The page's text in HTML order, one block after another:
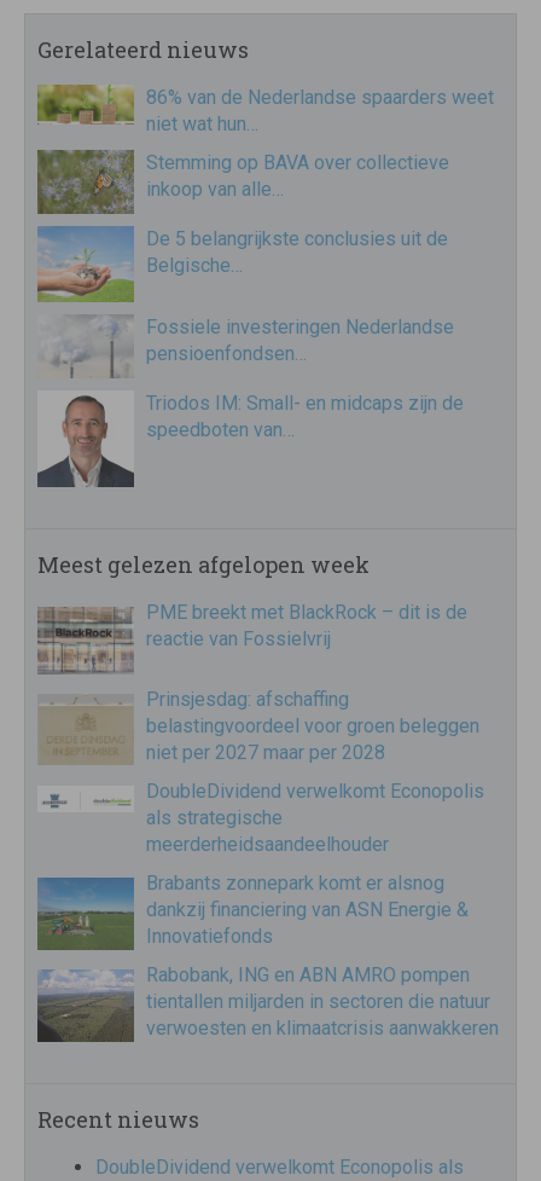
Gerelateerd nieuws
86% van de Nederlandse spaarders weet
niet wat hun…
Stemming op BAVA over collectieve
inkoop van alle…
De 5 belangrijkste conclusies uit de
Belgische…
Fossiele investeringen Nederlandse
pensioenfondsen…
Triodos IM: Small- en midcaps zijn de
speedboten van…
Meest gelezen afgelopen week
PME breekt met BlackRock – dit is de
reactie van Fossielvrij
Prinsjesdag: afschaffing
belastingvoordeel voor groen beleggen
niet per 2027 maar per 2028
DoubleDividend verwelkomt Econopolis
als strategische
meerderheidsaandeelhouder
Brabants zonnepark komt er alsnog
dankzij financiering van ASN Energie &
Innovatiefonds
Rabobank, ING en ABN AMRO pompen
tientallen miljarden in sectoren die natuur
verwoesten en klimaatcrisis aanwakkeren
Recent nieuws
DoubleDividend verwelkomt Econopolis als